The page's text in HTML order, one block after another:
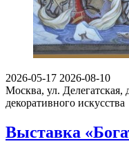
2026-05-17 2026-08-10
Москва, ул. Делегатская,
декоративного искусства
Выставка